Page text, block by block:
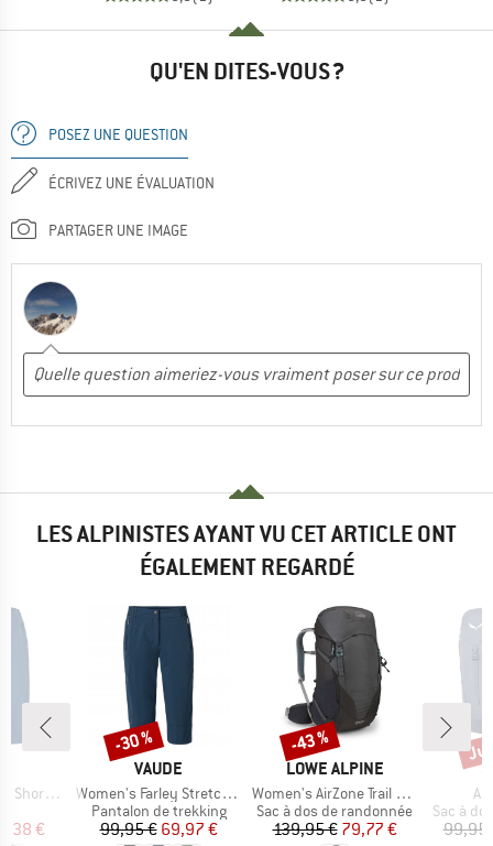
QU'EN DITES-VOUS ?
POSEZ UNE QUESTION
ÉCRIVEZ UNE ÉVALUATION
PARTAGER UNE IMAGE
LES ALPINISTES AYANT VU CET ARTICLE ONT
ÉGALEMENT REGARDÉ
II
réduit
€
MARQUE
VAUDE
Article
Women's Farley Stretch Capri III
Product group
Pantalon de trekking
Prix
99,95 €Prix réduit
69,97 €
Remise
-30 %
MARQUE
LOWE ALPINE
Article
Women's AirZone Trail ND28
Product group
Sac à dos de randonnée
Prix
139,95 €Prix réduit
79,77 €
Remise
-43 %
Product
Sac à
99,95